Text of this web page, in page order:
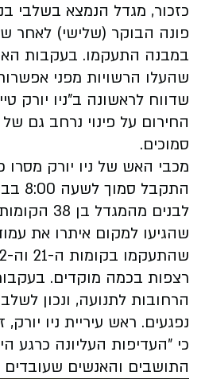
כזכור, מגדל הנמצא בשלבי
פונה הבוקר (שלישי) לאחר
במבנה התעקמו. בעקבות
שהעלו הרשויות מפני
שדווח לראשונה ב"ניו יורק
החירום על פינוי נרחב גם
סמוכים.
מכבי האש של ניו יורק מסרו
לבנים
שהגיעו למקום איתרו את
רצפות בכמה מוקדים.
הרחובות לתנועה, ונכון
נפגעים. ראש עיריית ניו
כי "העדיפות העליונה כרגע
התושבים והאנשים שעובדים